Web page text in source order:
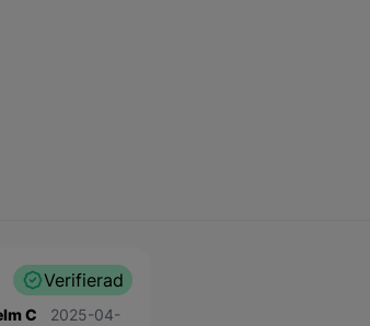
Verifierad
C 11 april 2025
2025-04-